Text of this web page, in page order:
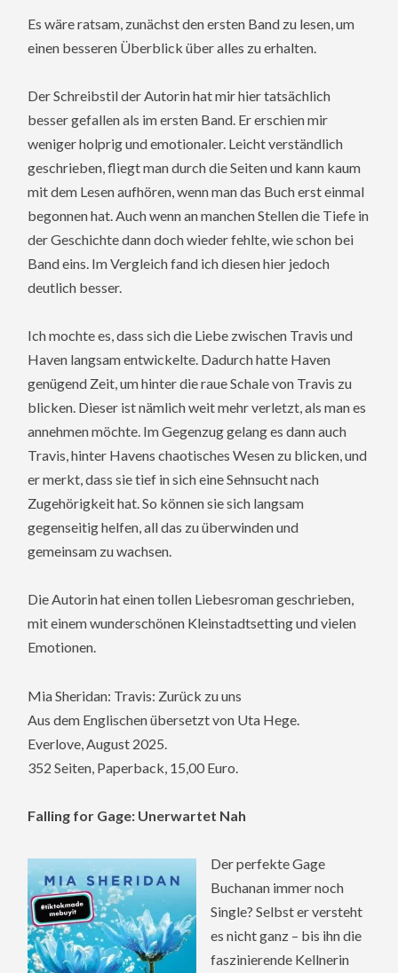
Es wäre ratsam, zunächst den ersten Band zu lesen, um
einen besseren Überblick über alles zu erhalten.
Der Schreibstil der Autorin hat mir hier tatsächlich
besser gefallen als im ersten Band. Er erschien mir
weniger holprig und emotionaler. Leicht verständlich
geschrieben, fliegt man durch die Seiten und kann kaum
mit dem Lesen aufhören, wenn man das Buch erst einmal
begonnen hat. Auch wenn an manchen Stellen die Tiefe in
der Geschichte dann doch wieder fehlte, wie schon bei
Band eins. Im Vergleich fand ich diesen hier jedoch
deutlich besser.
Ich mochte es, dass sich die Liebe zwischen Travis und
Haven langsam entwickelte. Dadurch hatte Haven
genügend Zeit, um hinter die raue Schale von Travis zu
blicken. Dieser ist nämlich weit mehr verletzt, als man es
annehmen möchte. Im Gegenzug gelang es dann auch
Travis, hinter Havens chaotisches Wesen zu blicken, und
er merkt, dass sie tief in sich eine Sehnsucht nach
Zugehörigkeit hat. So können sie sich langsam
gegenseitig helfen, all das zu überwinden und
gemeinsam zu wachsen.
Die Autorin hat einen tollen Liebesroman geschrieben,
mit einem wunderschönen Kleinstadtsetting und vielen
Emotionen.
Mia Sheridan: Travis: Zurück zu uns
Aus dem Englischen übersetzt von Uta Hege.
Everlove, August 2025.
352 Seiten, Paperback, 15,00 Euro.
Falling for Gage: Unerwartet Nah
Der perfekte Gage
Buchanan immer noch
Single? Selbst er versteht
es nicht ganz – bis ihn die
faszinierende Kellnerin